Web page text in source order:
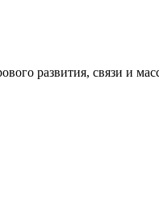
развития, связи и